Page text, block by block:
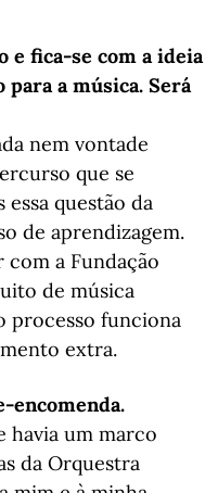
e fica-se com a ideia
para a música. Será
nem vontade
que se
questão da
de aprendizagem.
a Fundação
de música
processo funciona
extra.
encomenda.
havia um marco
da Orquestra